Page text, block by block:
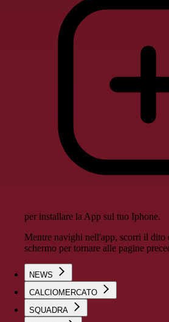
per installare la App sul tuo Iphone.
Mentre navighi nell'app, scorri il dito
schermo per tornare alle pagine
NEWS
CALCIOMERCATO
SQUADRA